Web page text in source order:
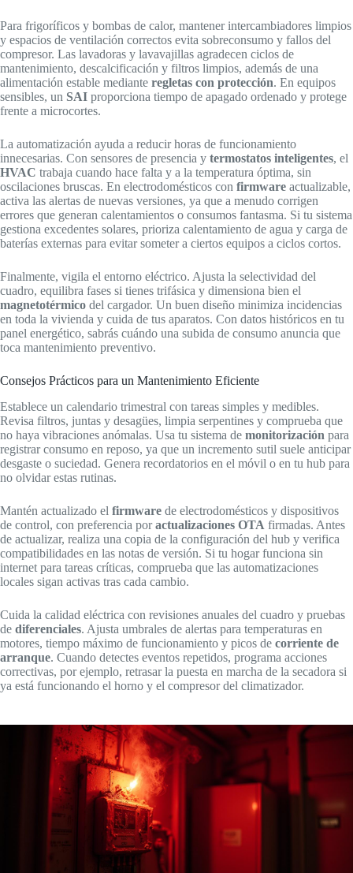
Para frigoríficos y bombas de calor, mantener intercambiadores limpios
y espacios de ventilación correctos evita sobreconsumo y fallos del
compresor. Las lavadoras y lavavajillas agradecen ciclos de
mantenimiento, descalcificación y filtros limpios, además de una
alimentación estable mediante regletas con protección. En equipos
sensibles, un SAI proporciona tiempo de apagado ordenado y protege
frente a microcortes.
La automatización ayuda a reducir horas de funcionamiento
innecesarias. Con sensores de presencia y termostatos inteligentes, el
HVAC trabaja cuando hace falta y a la temperatura óptima, sin
oscilaciones bruscas. En electrodomésticos con firmware actualizable,
activa las alertas de nuevas versiones, ya que a menudo corrigen
errores que generan calentamientos o consumos fantasma. Si tu sistema
gestiona excedentes solares, prioriza calentamiento de agua y carga de
baterías externas para evitar someter a ciertos equipos a ciclos cortos.
Finalmente, vigila el entorno eléctrico. Ajusta la selectividad del
cuadro, equilibra fases si tienes trifásica y dimensiona bien el
magnetotérmico del cargador. Un buen diseño minimiza incidencias
en toda la vivienda y cuida de tus aparatos. Con datos históricos en tu
panel energético, sabrás cuándo una subida de consumo anuncia que
toca mantenimiento preventivo.
Consejos Prácticos para un Mantenimiento Eficiente
Establece un calendario trimestral con tareas simples y medibles.
Revisa filtros, juntas y desagües, limpia serpentines y comprueba que
no haya vibraciones anómalas. Usa tu sistema de monitorización para
registrar consumo en reposo, ya que un incremento sutil suele anticipar
desgaste o suciedad. Genera recordatorios en el móvil o en tu hub para
no olvidar estas rutinas.
Mantén actualizado el firmware de electrodomésticos y dispositivos
de control, con preferencia poractualizaciones OTA firmadas. Antes
de actualizar, realiza una copia de la configuración del hub y verifica
compatibilidades en las notas de versión. Si tu hogar funciona sin
internet para tareas críticas, comprueba que las automatizaciones
locales sigan activas tras cada cambio.
Cuida la calidad eléctrica con revisiones anuales del cuadro y pruebas
de diferenciales. Ajusta umbrales de alertas para temperaturas en
motores, tiempo máximo de funcionamiento y picos de corriente de
arranque. Cuando detectes eventos repetidos, programa acciones
correctivas, por ejemplo, retrasar la puesta en marcha de la secadora si
ya está funcionando el horno y el compresor del climatizador.